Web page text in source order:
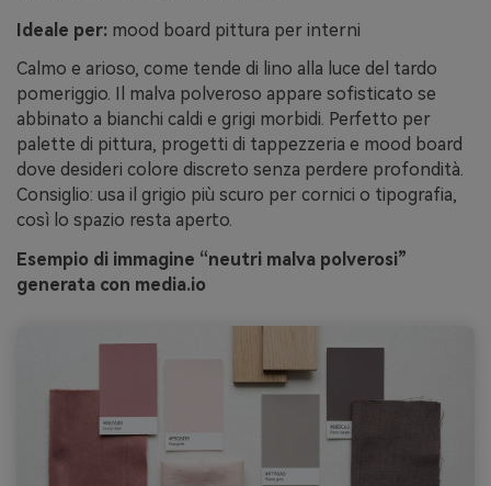
Ideale per: mood board pittura per interni
Calmo e arioso, come tende di lino alla luce del tardo
pomeriggio. Il malva polveroso appare sofisticato se
abbinato a bianchi caldi e grigi morbidi. Perfetto per
palette di pittura, progetti di tappezzeria e mood board
dove desideri colore discreto senza perdere profondità.
Consiglio: usa il grigio più scuro per cornici o tipografia,
così lo spazio resta aperto.
Esempio di immagine “neutri malva polverosi”
generata con media.io